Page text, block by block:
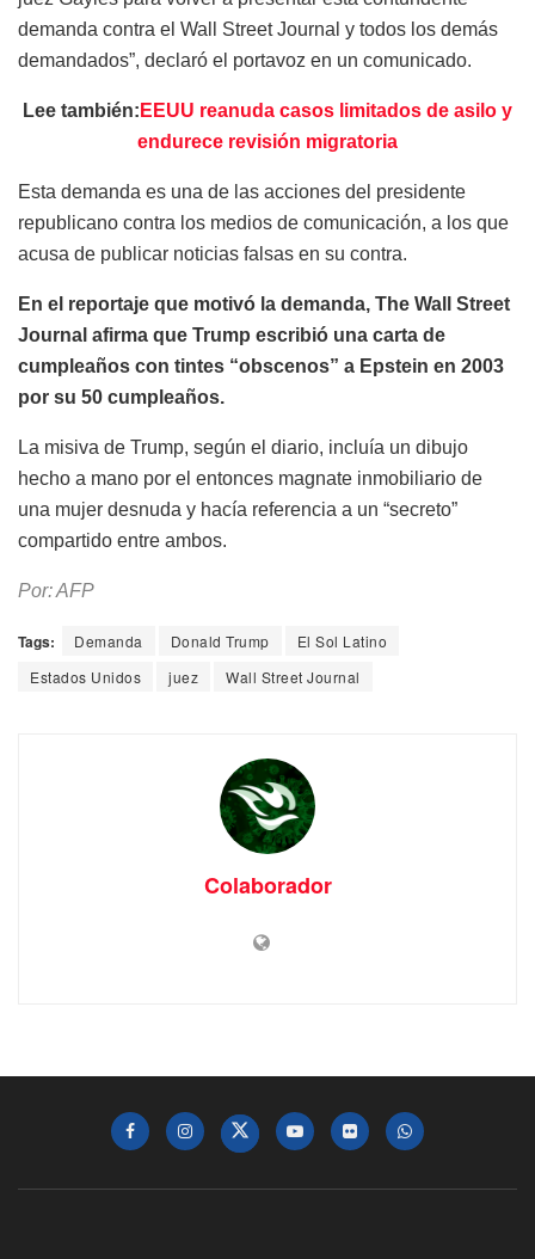
demanda contra el Wall Street Journal y todos los demás
demandados”, declaró el portavoz en un comunicado.
Lee también: EEUU reanuda casos limitados de asilo y
endurece revisión migratoria
Esta demanda es una de las acciones del presidente
republicano contra los medios de comunicación, a los que
acusa de publicar noticias falsas en su contra.
En el reportaje que motivó la demanda, The Wall Street
Journal afirma que Trump escribió una carta de
cumpleaños con tintes “obscenos” a Epstein en 2003
por su 50 cumpleaños.
La misiva de Trump, según el diario, incluía un dibujo
hecho a mano por el entonces magnate inmobiliario de
una mujer desnuda y hacía referencia a un “secreto”
compartido entre ambos.
Por: AFP
Tags: Demanda Donald Trump
El Sol Latino
Estados Unidos
juez Wall Street Journal
Colaborador